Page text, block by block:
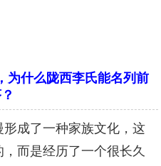
为什么陇西李氏能名列前
成了一种家族文化，这
而是经历了一个很长久